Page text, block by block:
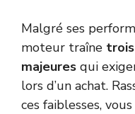
Malgré ses
moteur traîne
majeures qui
lors d’un achat.
ces faiblesses,